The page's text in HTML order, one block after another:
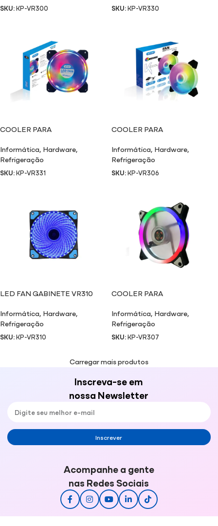
SKU:KP-VR300 SKU:KP-VR330
COOLER PARA
Informática, Hardware,
Refrigeração
SKU:KP-VR331
COOLER PARA
Informática, Hardware,
Refrigeração
SKU:KP-VR306
LED FAN GABINETE VR310
Informática, Hardware,
Refrigeração
SKU:KP-VR310
COOLER PARA
Informática, Hardware,
Refrigeração
SKU:KP-VR307
Carregar mais produtos
Inscreva-se em
nossa Newsletter
Inscrever
Acompanhe a gente
nas Redes Sociais